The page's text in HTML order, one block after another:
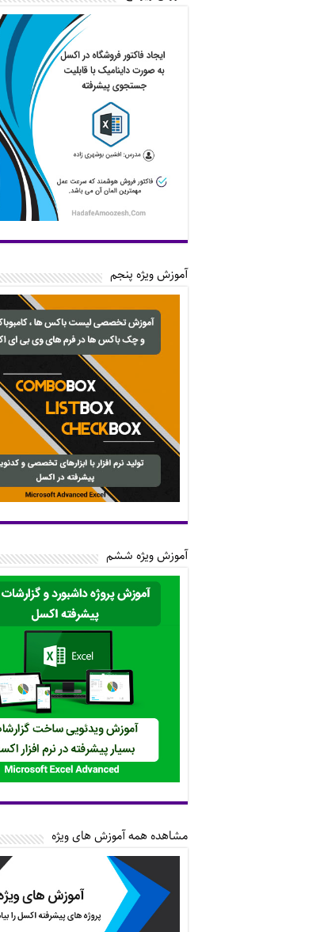
آموزش ویژه پنجم
آموزش ویژه ششم
مشاهده همه آموزش های ویژه